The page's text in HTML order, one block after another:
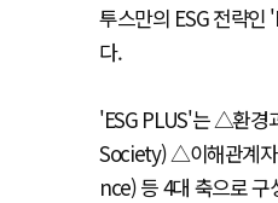
투스만의 ESG 전략인
다.
'ESG PLUS'는 △환
Society) △이해관계
nce) 등 4대 축으로